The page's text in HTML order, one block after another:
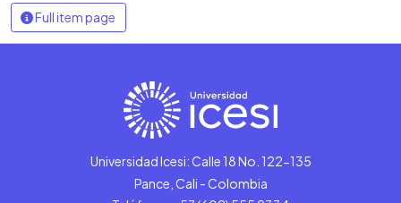
Full item page
Universidad Icesi: Calle 18 No. 122-135
Pance, Cali - Colombia